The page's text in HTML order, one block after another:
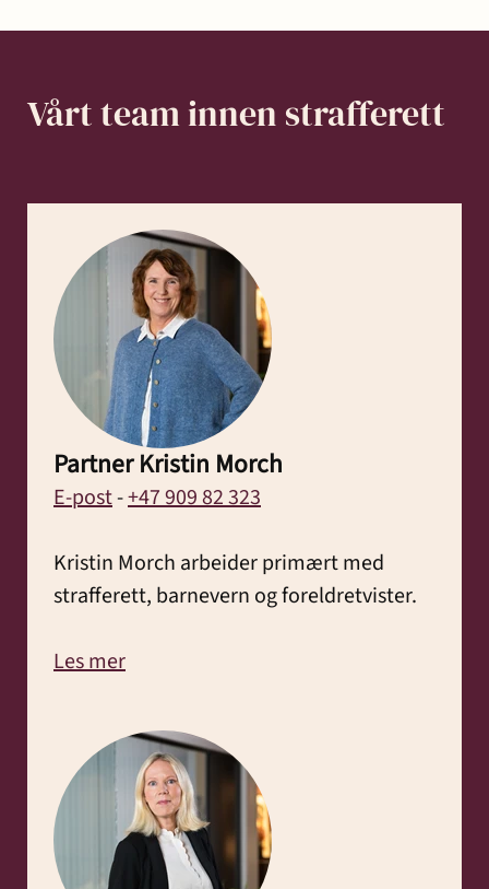
Vårt team innen strafferett
Partner Kristin Morch
E-post-+47 909 82 323
Kristin Morch arbeider primært med
strafferett, barnevern og foreldretvister.
Les mer